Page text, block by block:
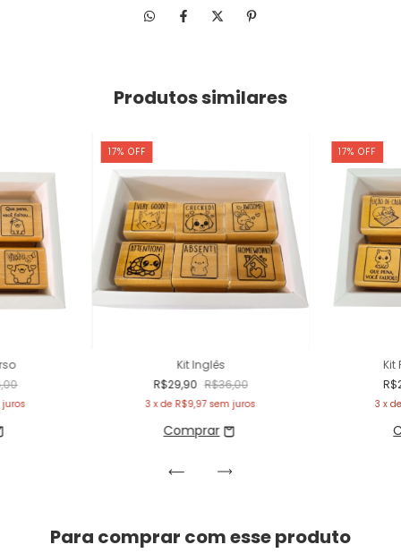
Produtos similares
17% OFF
Kit Inglês
R$29,90 R$36,00
3 x de R$9,97 sem juros
17%OFF
Kit
3 x
Para comprar com esse produto